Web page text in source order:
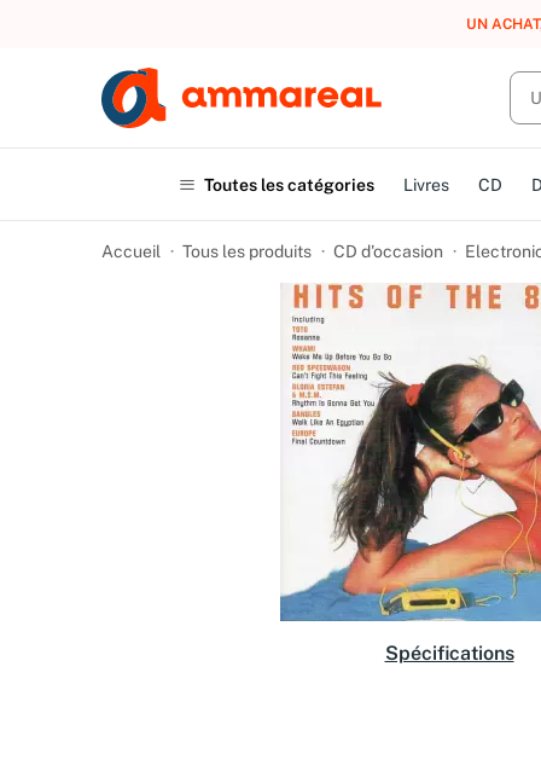
UN
Toutes les catégories Livres CD
Accueil Tous les produits CD d'occasion
Spécifications